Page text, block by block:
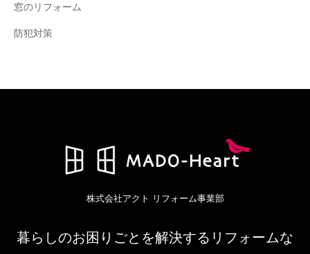
窓のリフォーム
防犯対策
株式会社アクト リフォーム事業部
暮らしのお困りごとを解決するリフォームな